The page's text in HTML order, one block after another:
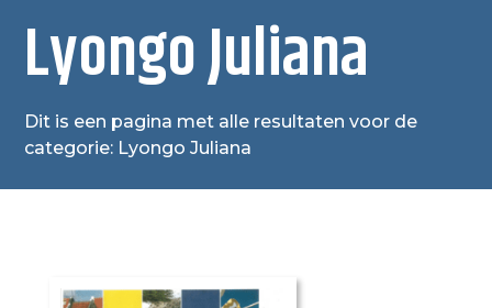
Lyongo Juliana
Dit is een pagina met alle resultaten voor de
categorie: Lyongo Juliana